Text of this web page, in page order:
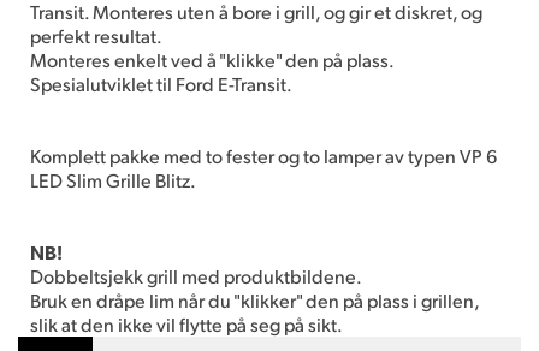
Transit. Monteres uten å bore i grill, og gir et diskret, og
perfekt resultat.
Monteres enkelt ved å "klikke" den på plass.
Spesialutviklet til Ford E-Transit.
Komplett pakke med to fester og to lamper av typen VP 6
LED Slim Grille Blitz.
NB!
Dobbeltsjekk grill med produktbildene.
Bruk en dråpe lim når du "klikker" den på plass i grillen,
slik at den ikke vil flytte på seg på sikt.